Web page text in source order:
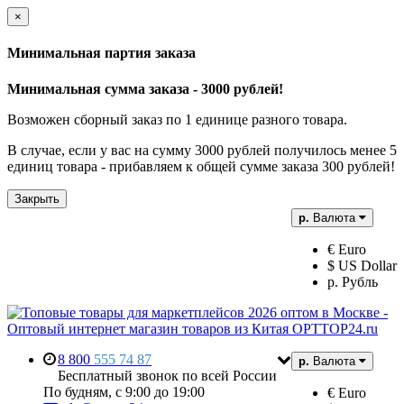
×
Минимальная партия заказа
Минимальная сумма заказа - 3000 рублей!
Возможен сборный заказ по 1 единице разного товара.
В случае, если у вас на сумму 3000 рублей получилось менее 5
единиц товара - прибавляем к общей сумме заказа 300 рублей!
Закрыть
р. Валюта
€ Euro
$ US Dollar
р. Рубль
р. Валюта
€ Euro
8 800 555 74 87
Бесплатный звонок по всей России
По будням, с 9:00 до 19:00